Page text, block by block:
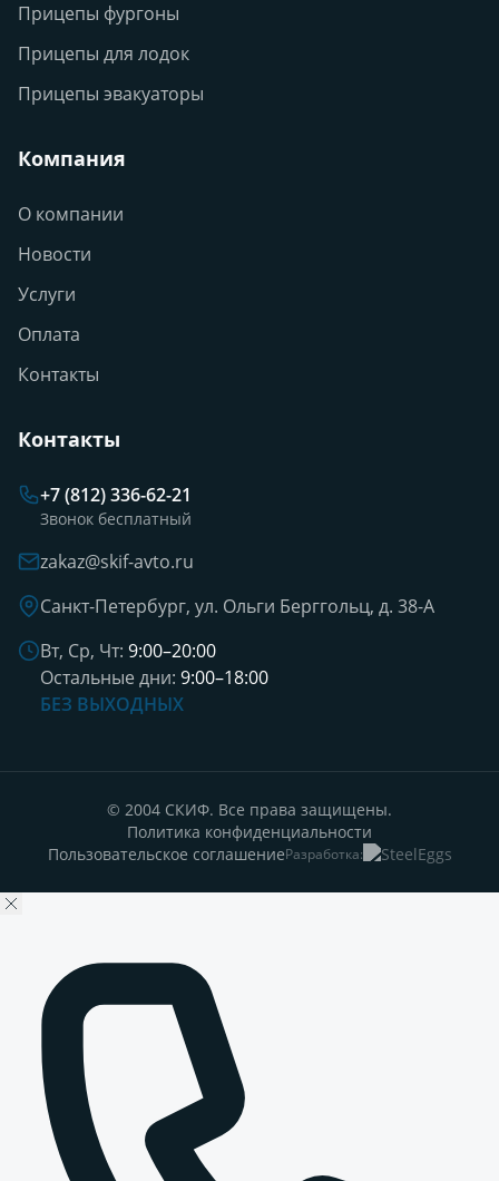
Прицепы фургоны
Прицепы для лодок
Прицепы эвакуаторы
Компания
О компании
Новости
Услуги
Оплата
Контакты
Контакты
+7 (812) 336-62-21
Звонок бесплатный
zakaz@skif-avto.ru
Санкт-Петербург, ул. Ольги Берггольц, д. 38-А
Вт, Ср, Чт: 9:00–20:00
Остальные дни: 9:00–18:00
БЕЗ ВЫХОДНЫХ
© 2004 СКИФ. Все права защищены.
Политика конфиденциальности
Пользовательское соглашениеРазработка: